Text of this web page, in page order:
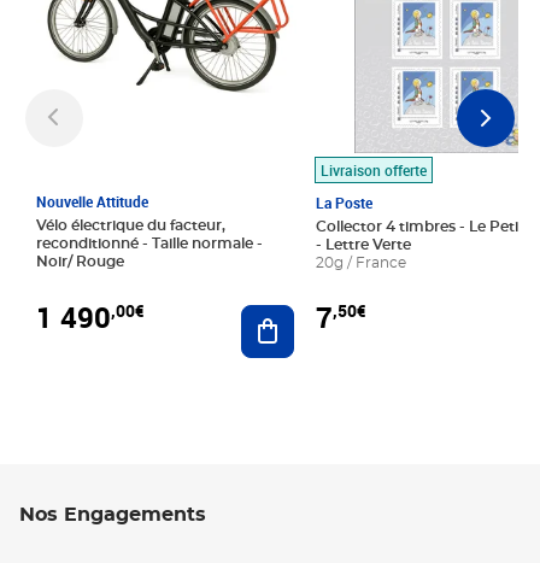
Nouvelle Attitude
Vélo électrique du facteur,
reconditionné - Taille normale -
Noir/ Rouge
1 490,00€ Ajouter au panier
Livraison offerte
La Poste
Collector 4 timbres - Le Petit
- Lettre Verte
20g / France
7,50€
Nos Engagements